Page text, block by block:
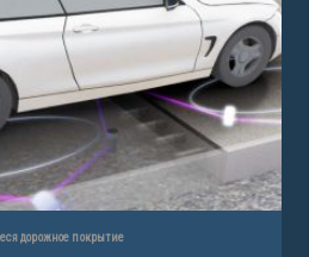
дорожное покрытие